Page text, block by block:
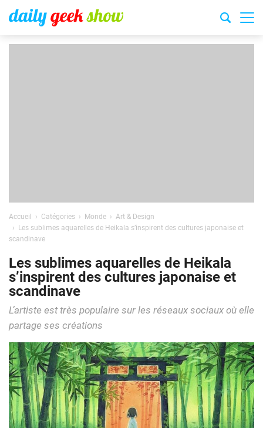
Accueil Catégories Monde
Art & Design
Les sublimes aquarelles de Heikala s’inspirent des cultures japonaise et
scandinave
Les sublimes aquarelles de Heikala
s’inspirent des cultures japonaise et
scandinave
L’artiste est très populaire sur les réseaux sociaux où elle
partage ses créations